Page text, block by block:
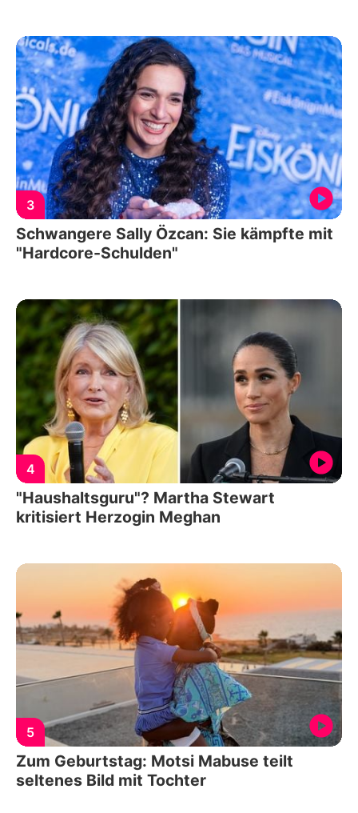
3
Schwangere Sally Özcan: Sie kämpfte mit
"Hardcore-Schulden"
4
"Haushaltsguru"? Martha Stewart
kritisiert Herzogin Meghan
5
Zum Geburtstag: Motsi Mabuse teilt
seltenes Bild mit Tochter